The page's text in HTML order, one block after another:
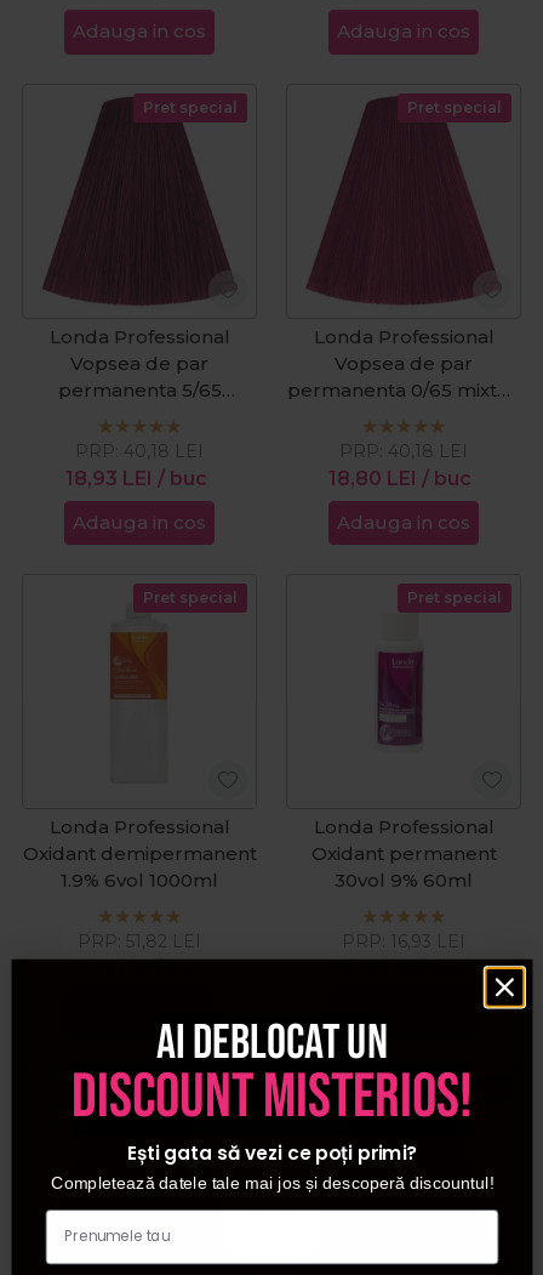
Adauga in cos Adauga in cos
Pret special
Londa Professional
Vopsea de par
permanenta 5/65
castaniu deschis violet
rosu 60ml
18,93 LEI / buc
PRP: 40,18 LEI
Adauga in cos
Pret special
Londa Professional
Vopsea de par
permanenta 0/65 mixton
roz violet 60ml
18,80 LEI / buc
PRP: 40,18 LEI
Adauga in cos
Pret special
Londa Professional
Oxidant demipermanent
1.9% 6vol 1000ml
PRP: 51,82 LEI
Pret special
Londa Professional
Oxidant permanent
30vol 9% 60ml
PRP: 16,93 LEI
Pret special Pret special
Ai deblocat un
discount misterios!
Ești gata să vezi ce poți primi?
Completează datele tale mai jos și descoperă discountul!